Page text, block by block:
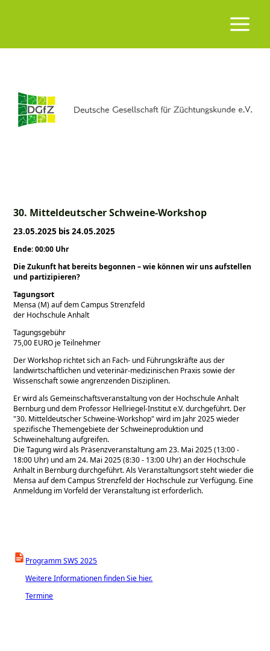
30. Mitteldeutscher Schweine-Workshop
23.05.2025 bis 24.05.2025
Ende: 00:00 Uhr
Die Zukunft hat bereits begonnen – wie können wir uns aufstellen
und partizipieren?
Tagungsort
Mensa (M) auf dem Campus Strenzfeld
der Hochschule Anhalt
Tagungsgebühr
75,00 EURO je Teilnehmer
Der Workshop richtet sich an Fach- und Führungskräfte aus der
landwirtschaftlichen und veterinär-medizinischen Praxis sowie der
Wissenschaft sowie angrenzenden Disziplinen.
Er wird als Gemeinschaftsveranstaltung von der Hochschule Anhalt
Bernburg und dem Professor Hellriegel-Institut e.V. durchgeführt. Der
30. Mitteldeutscher Schweine-Workshop wird im Jahr 2025 wieder
spezifische Themengebiete der Schweineproduktion und
Schweinehaltung aufgreifen.
Die Tagung wird als Präsenzveranstaltung am 23. Mai 2025 (13:00 -
18:00 Uhr) und am 24. Mai 2025 (8:30 - 13:00 Uhr) an der Hochschule
Anhalt in Bernburg durchgeführt. Als Veranstaltungsort steht wieder die
Mensa auf dem Campus Strenzfeld der Hochschule zur Verfügung. Eine
Anmeldung im Vorfeld der Veranstaltung ist erforderlich.
Programm SWS 2025
Weitere Informationen finden Sie hier.
Termine